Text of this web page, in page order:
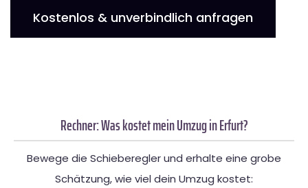
Kostenlos & unverbindlich anfragen
Rechner: Was kostet mein Umzug in Erfurt?
Bewege die Schieberegler und erhalte eine grobe
Schätzung, wie viel dein Umzug kostet: